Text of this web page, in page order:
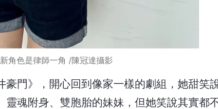
角色是律師一角 /陳冠達攝影
門》，開心回到像家一樣的劇組，她甜笑
魂附身、雙胞胎的妹妹，但她笑說其實都